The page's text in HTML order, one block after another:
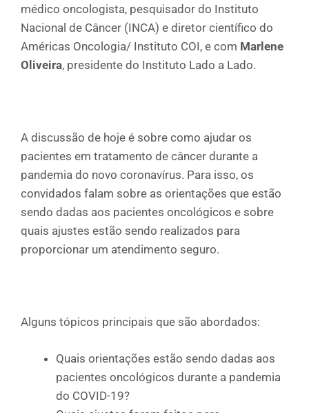
médico oncologista, pesquisador do Instituto
Nacional de Câncer (INCA) e diretor científico do
Américas Oncologia/ Instituto COI, e com Marlene
Oliveira, presidente do Instituto Lado a Lado.
A discussão de hoje é sobre como ajudar os
pacientes em tratamento de câncer durante a
pandemia do novo coronavírus. Para isso, os
convidados falam sobre as orientações que estão
sendo dadas aos pacientes oncológicos e sobre
quais ajustes estão sendo realizados para
proporcionar um atendimento seguro.
Alguns tópicos principais que são abordados:
Quais orientações estão sendo dadas aos
pacientes oncológicos durante a pandemia
do COVID-19?